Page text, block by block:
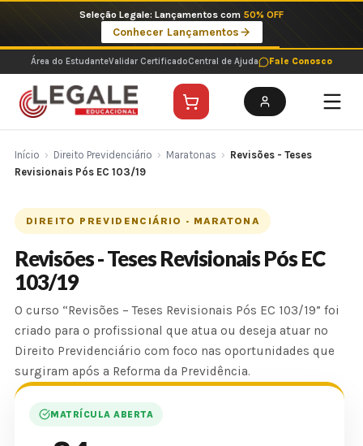
o
conteúdo
Seleção Legale: Lançamentos com 50% OFF
Conhecer Lançamentos
Área do EstudanteValidar CertificadoCentral de Ajuda Fale Conosco
Início › Direito Previdenciário › Maratonas › Revisões - Teses
Revisionais Pós EC 103/19
DIREITO PREVIDENCIÁRIO · MARATONA
Revisões - Teses Revisionais Pós EC
103/19
O curso “Revisões – Teses Revisionais Pós EC 103/19” foi
criado para o profissional que atua ou deseja atuar no
Direito Previdenciário com foco nas oportunidades que
surgiram após a Reforma da Previdência.
MATRÍCULA ABERTA